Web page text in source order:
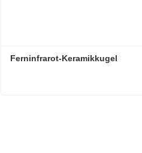
Ferninfrarot-Keramikkugel